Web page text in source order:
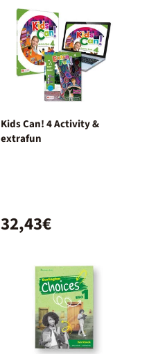
Kids Can! 4 Activity &
extrafun
32,43€